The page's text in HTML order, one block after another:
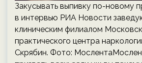
Закусывать выпивку по-новому
в интервью РИА Новости
клиническим филиалом
практического центра
Скрябин. Фото: